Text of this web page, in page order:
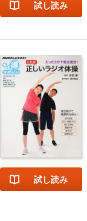
試し読み
試し読み